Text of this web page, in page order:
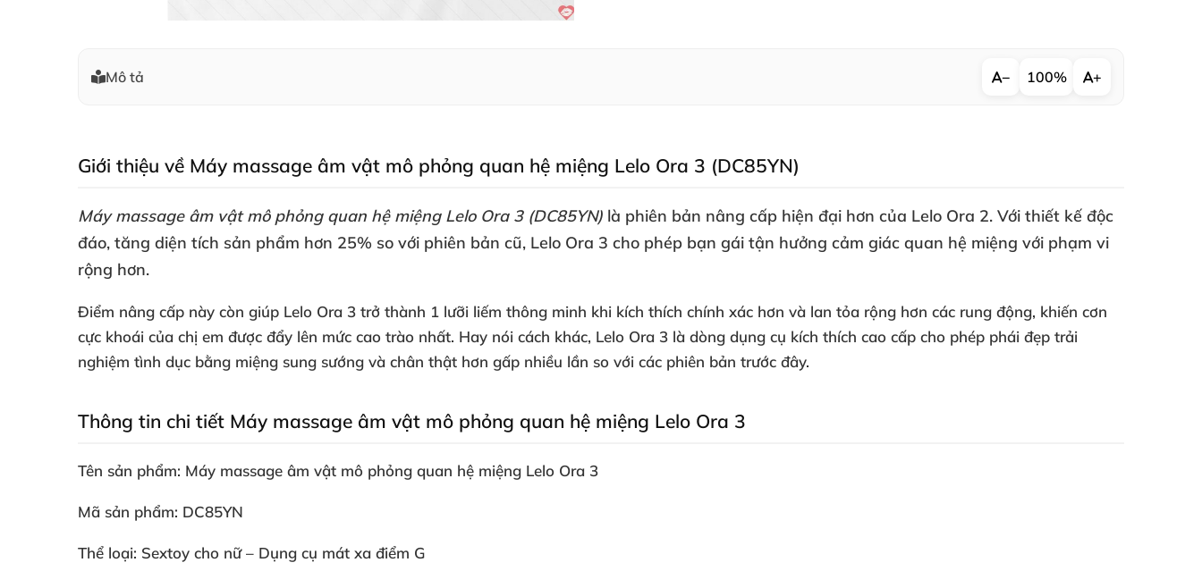
Mô tả − 100% +
Giới thiệu về Máy massage âm vật mô phỏng quan hệ miệng Lelo Ora 3 (DC85YN)
Máy massage âm vật mô phỏng quan hệ miệng Lelo Ora 3 (DC85YN) là phiên bản nâng cấp hiện đại hơn của Lelo Ora 2. Với thiết kế độc
đáo, tăng diện tích sản phẩm hơn 25% so với phiên bản cũ, Lelo Ora 3 cho phép bạn gái tận hưởng cảm giác quan hệ miệng với phạm vi
rộng hơn.
Điểm nâng cấp này còn giúp Lelo Ora 3 trở thành 1 lưỡi liếm thông minh khi kích thích chính xác hơn và lan tỏa rộng hơn các rung động, khiến cơn
cực khoái của chị em được đẩy lên mức cao trào nhất. Hay nói cách khác, Lelo Ora 3 là dòng dụng cụ kích thích cao cấp cho phép phái đẹp trải
nghiệm tình dục bằng miệng sung sướng và chân thật hơn gấp nhiều lần so với các phiên bản trước đây.
Thông tin chi tiết Máy massage âm vật mô phỏng quan hệ miệng Lelo Ora 3
Tên sản phẩm: Máy massage âm vật mô phỏng quan hệ miệng Lelo Ora 3
Mã sản phẩm: DC85YN
Thể loại: Sextoy cho nữ – Dụng cụ mát xa điểm G